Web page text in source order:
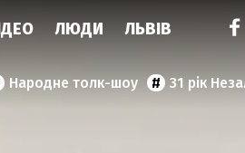
ЛЮДИ ЛЬВІВ
Народне толк-шоу 31 рік